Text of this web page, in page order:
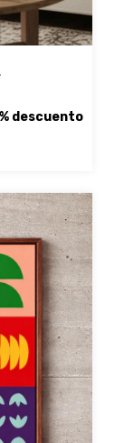
descuento